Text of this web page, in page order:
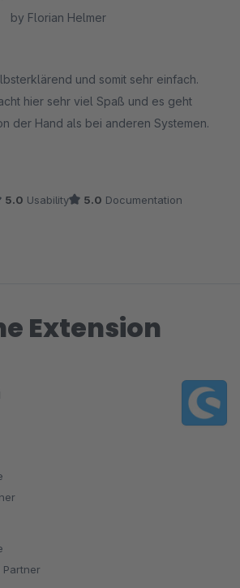
by Florian Helmer
und somit sehr einfach.
hier sehr viel Spaß und es geht
der Hand als bei anderen Systemen.
sorgt für deutlich mehr Umsatz in
5.0 Usability 5.0 Documentation
Extension
Partner